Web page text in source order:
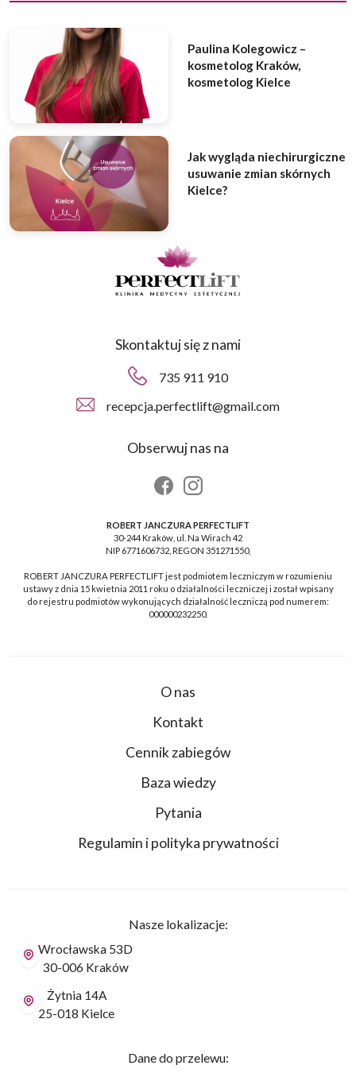
Paulina Kolegowicz –
kosmetolog Kraków,
kosmetolog Kielce
Jak wygląda niechirurgiczne
usuwanie zmian skórnych
Kielce?
Skontaktuj się z nami
735 911 910
recepcja.perfectlift@gmail.com
Obserwuj nas na
ROBERT JANCZURA PERFECTLIFT
30-244 Kraków, ul. Na Wirach 42
NIP 6771606732, REGON 351271550,
ROBERT JANCZURA PERFECTLIFT jest podmiotem leczniczym w rozumieniu
ustawy z dnia 15 kwietnia 2011 roku o działalności leczniczej i został wpisany
do rejestru podmiotów wykonujących działalność leczniczą pod numerem:
000000232250.
O nas
Kontakt
Cennik zabiegów
Baza wiedzy
Pytania
Regulamin i polityka prywatności
Nasze lokalizacje:
Wrocławska 53D
30-006 Kraków
Żytnia 14A
25-018 Kielce
Dane do przelewu: